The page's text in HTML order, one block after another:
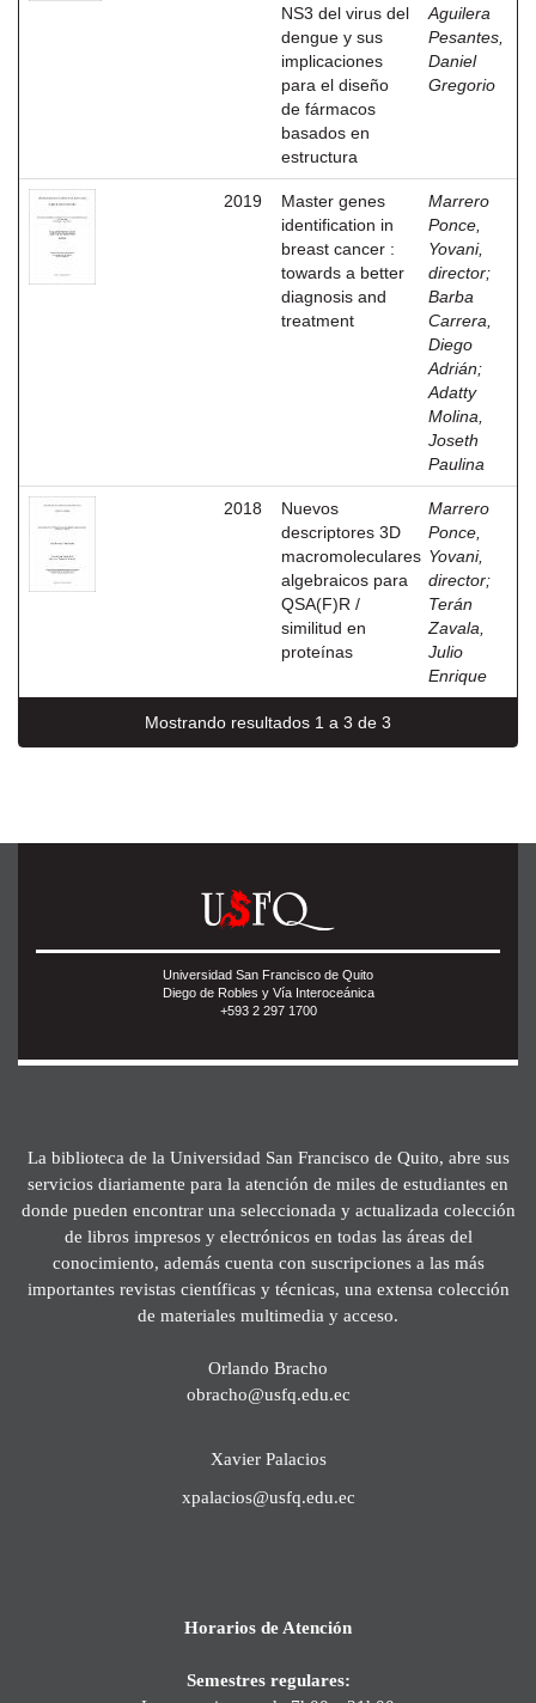
NS3 del virus del
dengue y sus
implicaciones
para el diseño
de fármacos
basados en
estructura
Aguilera
Pesantes,
Daniel
Gregorio
2019
Master genes
identification in
breast cancer :
towards a better
diagnosis and
treatment
Marrero
Ponce,
Yovani,
director;
Barba
Carrera,
Diego
Adrián;
Adatty
Molina,
Joseth
Paulina
2018
Nuevos
descriptores 3D
macromoleculares
algebraicos para
QSA(F)R /
similitud en
proteínas
Marrero
Ponce,
Yovani,
director;
Terán
Zavala,
Julio
Enrique
Mostrando resultados 1 a 3 de 3
Universidad San Francisco de Quito
Diego de Robles y Vía Interoceánica
+593 2 297 1700
La biblioteca de la Universidad San Francisco de Quito, abre sus
servicios diariamente para la atención de miles de estudiantes en
donde pueden encontrar una seleccionada y actualizada colección
de libros impresos y electrónicos en todas las áreas del
conocimiento, además cuenta con suscripciones a las más
importantes revistas científicas y técnicas, una extensa colección
de materiales multimedia y acceso.
Orlando Bracho
obracho@usfq.edu.ec
Xavier Palacios
xpalacios@usfq.edu.ec
Horarios de Atención
Semestres regulares: